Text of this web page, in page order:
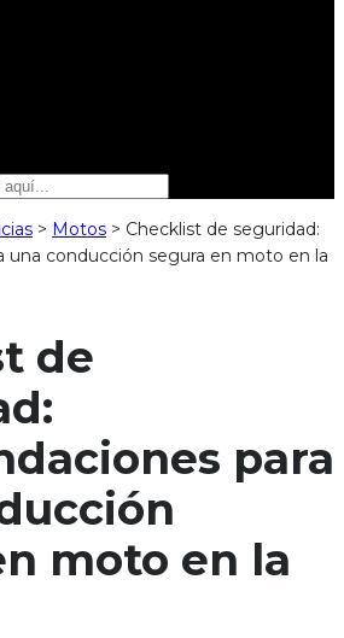
> Motos > Checklist de seguridad:
una conducción segura en moto en la
de
para
moto en la